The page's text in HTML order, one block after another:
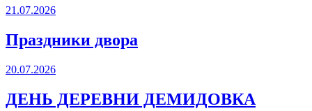
21.07.2026
Праздники двора
20.07.2026
ДЕНЬ ДЕРЕВНИ ДЕМИДОВКА